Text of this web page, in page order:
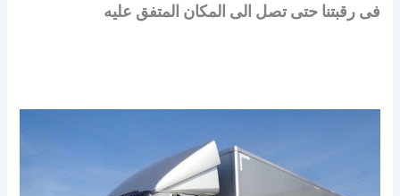
فى رقبتنا حتى تصل الى المكان المتفق عليه